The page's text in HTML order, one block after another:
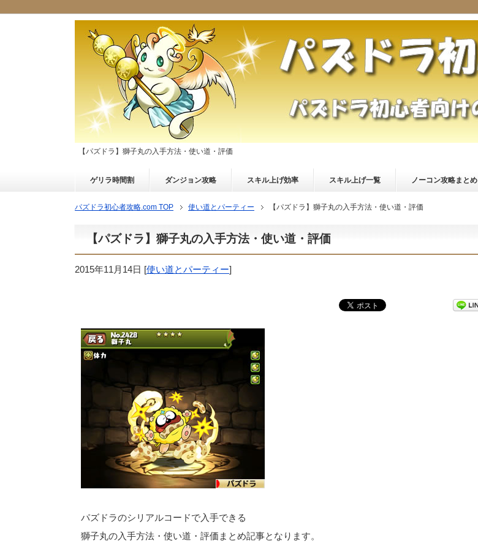
【パズドラ】獅子丸の入手方法・使い道・評価
ゲリラ時間割 ダンジョン攻略 スキル上げ効率 スキル上げ一覧 ノーコン攻略まとめ
パズドラ初心者攻略.com TOP 使い道とパーティー 【パズドラ】獅子丸の入手方法・使い道・評価
【パズドラ】獅子丸の入手方法・使い道・評価
2015年11月14日 [使い道とパーティー]
パズドラのシリアルコードで入手できる
獅子丸の入手方法・使い道・評価まとめ記事となります。